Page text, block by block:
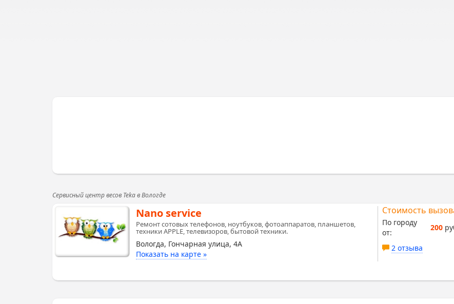
Сервисный центр весов Teka в Вологде
Nano service
Ремонт сотовых телефонов, ноутбуков, фотоаппаратов, планшетов,
техники APPLE, телевизоров, бытовой техники.
Вологда, Гончарная улица, 4А
Показать на карте »
Стоимость
По городу
от:
200
2 отзыва